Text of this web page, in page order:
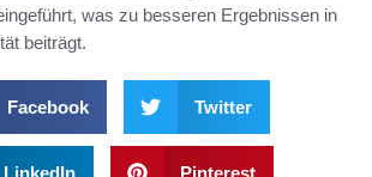
was zu besseren Ergebnissen in
beiträgt.
Facebook Twitter